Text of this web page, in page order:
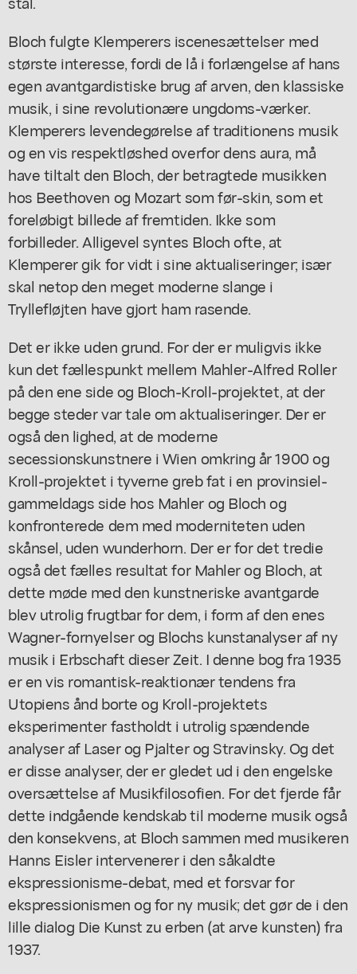
Bloch fulgte Klemperers iscenesættelser med
største interesse, fordi de lå i forlængelse af hans
egen avantgardistiske brug af arven, den klassiske
musik, i sine revolutionære ungdoms-værker.
Klemperers levendegørelse af traditionens musik
og en vis respektløshed overfor dens aura, må
have tiltalt den Bloch, der betragtede musikken
hos Beethoven og Mozart som før-skin, som et
foreløbigt billede af fremtiden. Ikke som
forbilleder. Alligevel syntes Bloch ofte, at
Klemperer gik for vidt i sine aktualiseringer; især
skal netop den meget moderne slange i
Tryllefløjten have gjort ham rasende.
Det er ikke uden grund. For der er muligvis ikke
kun det fællespunkt mellem Mahler-Alfred Roller
på den ene side og Bloch-Kroll-projektet, at der
begge steder var tale om aktualiseringer. Der er
også den lighed, at de moderne
secessionskunstnere i Wien omkring år 1900 og
Kroll-projektet i tyverne greb fat i en provinsiel-
gammeldags side hos Mahler og Bloch og
konfronterede dem med moderniteten uden
skånsel, uden wunderhorn. Der er for det tredie
også det fælles resultat for Mahler og Bloch, at
dette møde med den kunstneriske avantgarde
blev utrolig frugtbar for dem, i form af den enes
Wagner-fornyelser og Blochs kunstanalyser af ny
musik i Erbschaft dieser Zeit. I denne bog fra 1935
er en vis romantisk-reaktionær tendens fra
Utopiens ånd borte og Kroll-projektets
eksperimenter fastholdt i utrolig spændende
analyser af Laser og Pjalter og Stravinsky. Og det
er disse analyser, der er gledet ud i den engelske
oversættelse af Musikfilosofien. For det fjerde får
dette indgående kendskab til moderne musik også
den konsekvens, at Bloch sammen med musikeren
Hanns Eisler intervenerer i den såkaldte
ekspressionisme-debat, med et forsvar for
ekspressionismen og for ny musik; det gør de i den
lille dialog Die Kunst zu erben (at arve kunsten) fra
1937.